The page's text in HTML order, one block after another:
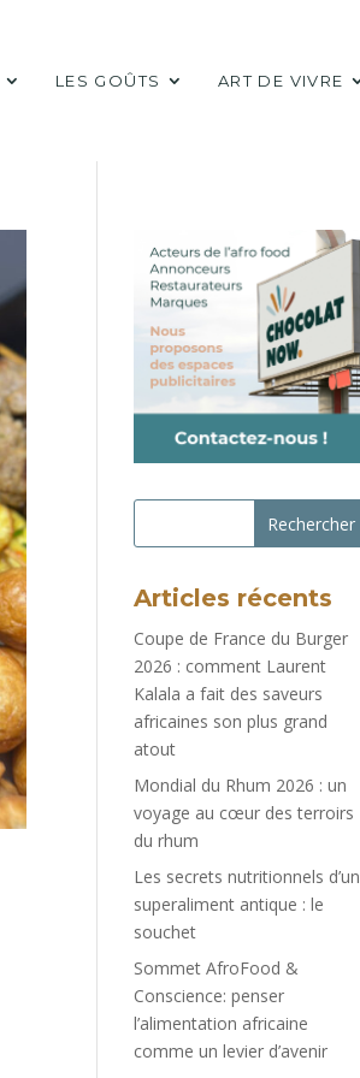
LES GOÛTS ART DE VIVRE
Rechercher
Articles récents
Coupe de France du Burger
2026 : comment Laurent
Kalala a fait des saveurs
africaines son plus grand
atout
Mondial du Rhum 2026 : un
voyage au cœur des terroirs
du rhum
Les secrets nutritionnels d’un
superaliment antique : le
souchet
Sommet AfroFood &
Conscience: penser
l’alimentation africaine
comme un levier d’avenir